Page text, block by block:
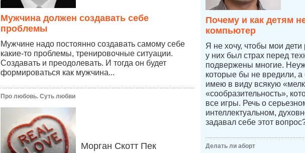
Мужчина должен создавать себе
проблемы
Мужчине надо постоянно создавать самому себе
какие-то проблемы, тренировочные ситуации.
Создавать и преодолевать. И тогда он будет
формироваться как мужчина...
Про любовь. Суть любви
Морган Скотт Пек
Почему и как детям
компьютер
Я не хочу, чтобы мои
у них был страх перед
подвержены многие.
которые бы не вредили,
имею в виду всякую
«сообразительность»,
все игры. Речь о
интеллектуальном,
задавал себе этот
Делать ли аборт